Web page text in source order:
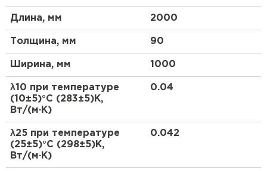
Низкое водопоглощение - гидрофобность
Высокая паропроницаемость
Легко поддаются обработке, быстрый монтаж
Плотно прилегают к конструкции
Химическая стойкость к материалам
конструкции
Производятся по ГОСТ 9573-2012.
Длина, мм 2000
Толщина, мм 90
Ширина, мм 1000
λ10 при температуре
(10±5)°С (283±5)К,
Вт/(м·К)
0.04
λ25 при температуре
(25±5)°С (298±5)К,
Вт/(м·К)
0.042
Утеплитель Эковер
Утеплитель Тимплэкс
Утеплитель Термит
Утеплитель Isotec
Утеплитель Ruspanel
Утеплитель Брит